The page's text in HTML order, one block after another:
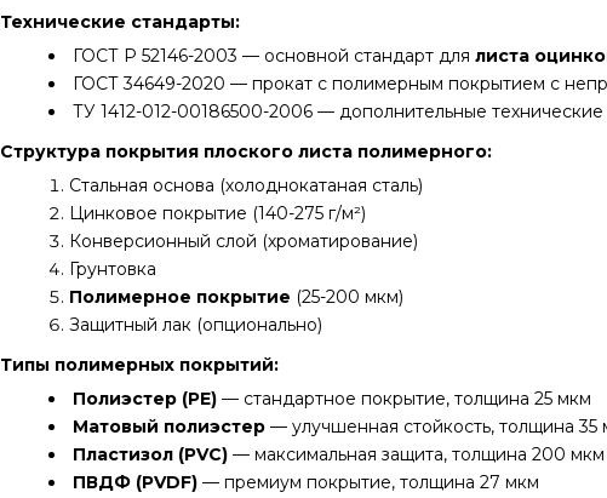
Технические стандарты:
ГОСТ Р 52146-2003 — основной стандарт для листа
ГОСТ 34649-2020 — прокат с полимерным покрытием с
ТУ 1412-012-00186500-2006— дополнительные технические
Структура покрытия плоского листа полимерного:
Стальная основа (холоднокатаная сталь)
Цинковое покрытие (140-275 г/м²)
Конверсионный слой (хроматирование)
Грунтовка
Полимерное покрытие (25-200 мкм)
Защитный лак (опционально)
Типы полимерных покрытий:
Полиэстер (PE)— стандартное покрытие, толщина 25 мкм
Матовый полиэстер— улучшенная стойкость, толщина 35
Пластизол (PVC)— максимальная защита, толщина 200 мкм
ПВДФ (PVDF)— премиум покрытие, толщина 27 мкм